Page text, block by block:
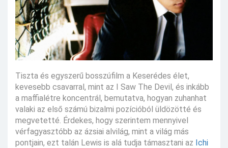
Tiszta és egyszerű bosszúfilm a Keserédes élet,
kevesebb csavarral, mint az I Saw The Devil, és inkább
a maffialétre koncentrál, bemutatva, hogyan zuhanhat
valaki az első számú bizalmi pozícióból üldözötté és
megvetetté. Érdekes, hogy szerintem mennyivel
vérfagyasztóbb az ázsiai alvilág, mint a világ más
pontjain, ezt talán Lewis is alá tudja támasztani az Ichi